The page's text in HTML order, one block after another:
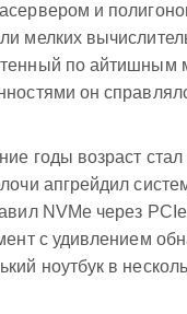
и
мелких
по айтишным
он
годы возраст
апгрейдил
NVMe через
с удивлением
ноутбук в